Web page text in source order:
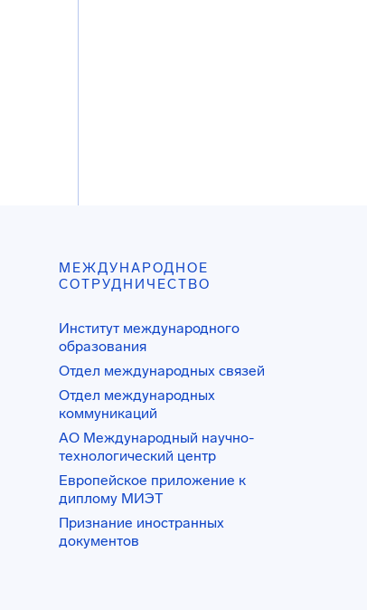
МЕЖДУНАРОДНОЕ
СОТРУДНИЧЕСТВО
Институт международного
образования
Отдел международных связей
Отдел международных
коммуникаций
АО Международный научно-
технологический центр
Европейское приложение к
диплому МИЭТ
Признание иностранных
документов